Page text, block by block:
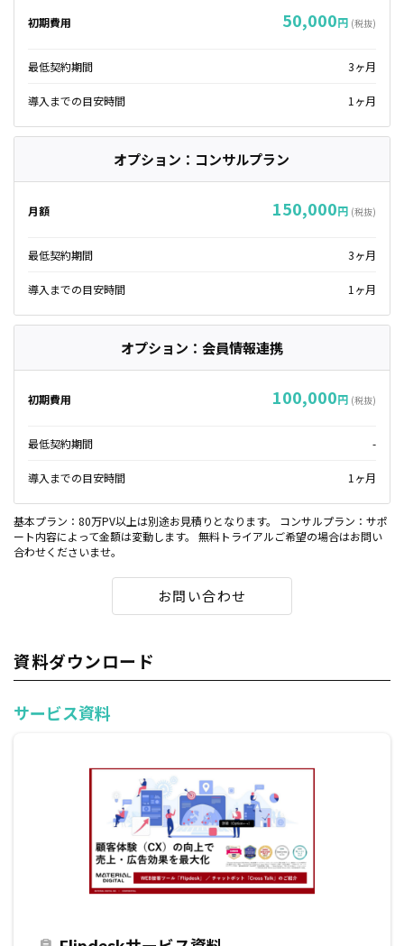
初期費用 50,000円 (税抜)
最低契約期間 3ヶ月
導入までの目安時間 1ヶ月
オプション：コンサルプラン
月額 150,000円 (税抜)
最低契約期間 3ヶ月
導入までの目安時間 1ヶ月
オプション：会員情報連携
初期費用 100,000円 (税抜)
最低契約期間 -
導入までの目安時間 1ヶ月
基本プラン：80万PV以上は別途お見積りとなります。 コンサルプラン：サポ
ート内容によって金額は変動します。 無料トライアルご希望の場合はお問い
合わせくださいませ。
お問い合わせ
資料ダウンロード
サービス資料